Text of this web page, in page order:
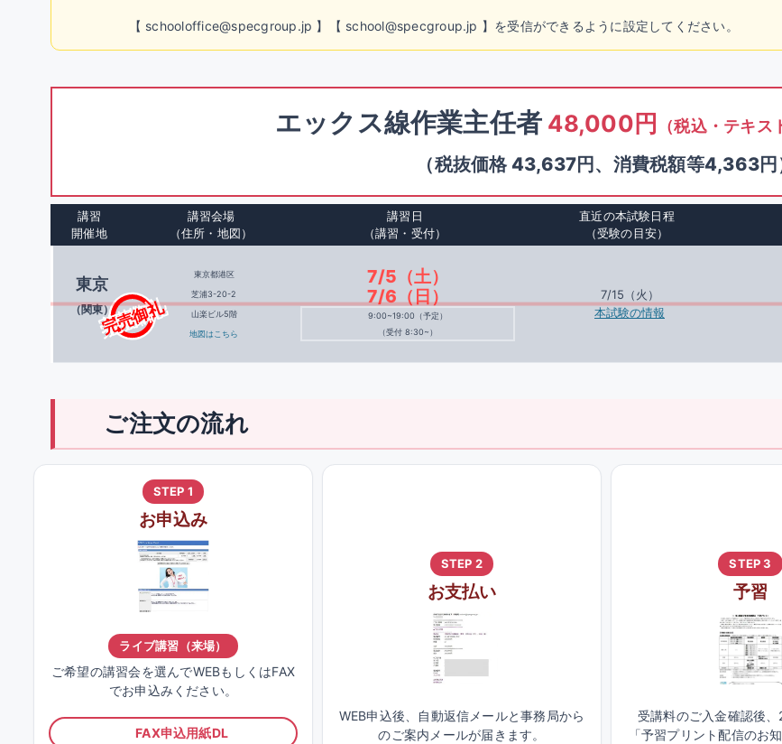
【 schooloffice@specgroup.jp 】【 school@specgroup.jp 】を受信ができるように設定してください。
エックス線作業主任者 48,000円 （税込・テキス
（税抜価格 43,637円、消費税額等4,363円
講習
開催地
講習会場
（住所・地図）
講習日
（講習・受付）
直近の本試験日程
（受験の目安）
東京
（関東）完売御礼
東京都港区
芝浦3-20-2
山楽ビル5階
地図はこちら
7/5（土）
7/6（日）
9:00~19:00（予定）
（受付 8:30~）
7/15（火）
本試験の情報
ご注文の流れ
STEP 1
お申込み
ライブ講習（来場）
ご希望の講習会を選んでWEBもしくはFAX
でお申込みください。
FAX申込用紙DL
STEP 2
お支払い
WEB申込後、自動返信メールと事務局から
のご案内メールが届きます。
STEP 3
予習
受講料のご入金確認後
「予習プリント配信のお